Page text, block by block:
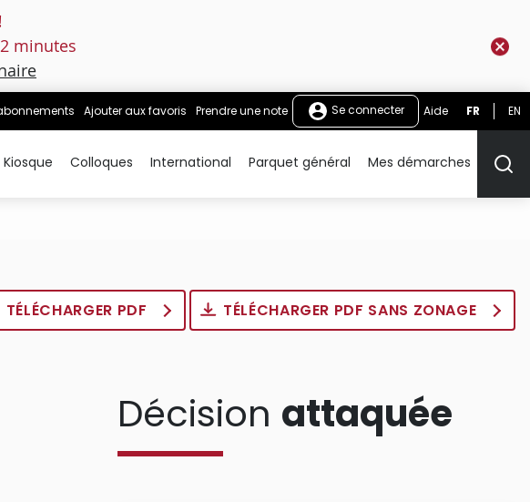
minutes
Ajouter aux favoris Prendre une note Se connecter Aide FR EN
Kiosque Colloques International Parquet général Mes démarches
TÉLÉCHARGER PDF TÉLÉCHARGER PDF SANS ZONAGE
Décision attaquée